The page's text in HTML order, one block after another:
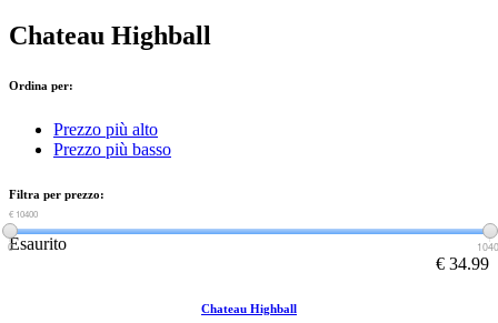
Chateau Highball
Ordina per:
Prezzo più alto
Prezzo più basso
Filtra per prezzo:
€ 0
€ 10400
0Esaurito
€ 34.99
Chateau Highball